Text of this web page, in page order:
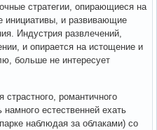
стратегии, опирающиеся на
инициативы, и развивающие
Индустрия развлечений,
и опирается на истощение и
больше не интересует
романтичного
естественней ехать
наблюдая за облаками) со